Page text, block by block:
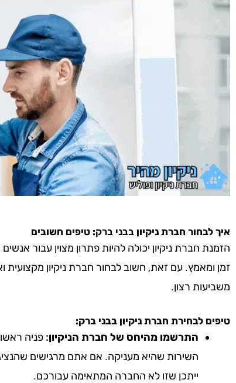
איך לבחור חברת ניקיון בבני ברק: טיפים חשובים
הזמנת חברת ניקיון יכולה להיות פתרון מצוין עבור
זמן ומאמץ. עם זאת, חשוב לבחור חברת ניקיון מקצועית
משביעות רצון.
טיפים לבחירת חברת ניקיון בבני ברק:
התרשמו מהיחס של חברת הניקיון: פניה
השירות שהיא מעניקה. אם אתם מרגישים
ייתכן שזו לא החברה המתאימה עבורכם.